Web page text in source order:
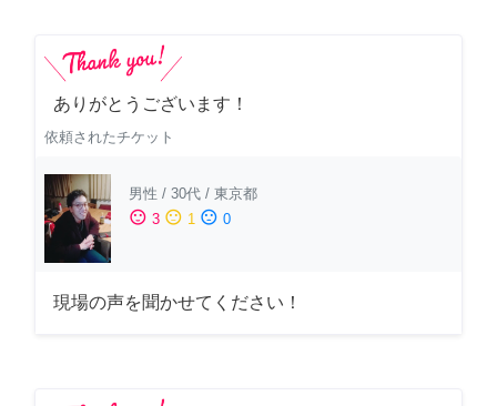
ありがとうございます！
依頼されたチケット
男性 / 30代 / 東京都
sentiment_satisfied 3 sentiment_neutral 1 sentiment_dissatisfied 0
現場の声を聞かせてください！